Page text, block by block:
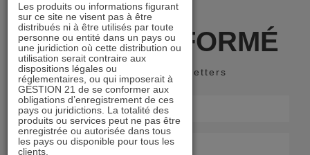
RESTER INFORMÉ
Recevoir nos newsletters
Les produits ou informations figurant
sur ce site ne visent pas à être
distribués ni à être utilisés par toute
personne ou entité dans un pays ou
une juridiction où cette distribution ou
utilisation serait contraire aux
dispositions légales ou
réglementaires, ou qui imposerait à
GESTION 21 de se conformer aux
obligations d’enregistrement de ces
pays ou juridictions. La totalité des
produits ou services peut ne pas être
enregistrée ou autorisée dans tous
les pays ou disponible pour tous les
clients.